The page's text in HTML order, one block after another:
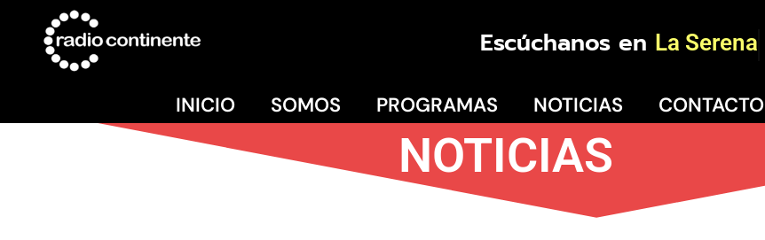
Escúchanos en
INICIO SOMOS PROGRAMAS NOTICIAS CONTACTO
NOTICIAS